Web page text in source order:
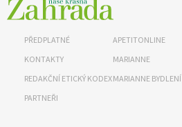
PŘEDPLATNÉ
KONTAKTY
REDAKČNÍ ETICKÝ KODEX
PARTNEŘI
APETITONLINE
MARIANNE
MARIANNE BYDLENÍ